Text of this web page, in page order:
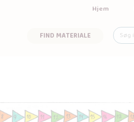
Hjem
FIND MATERIALE